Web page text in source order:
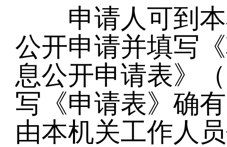
申请人可到本
公开申请并填写
息公开申请表》
写《申请表》确
由本机关工作人